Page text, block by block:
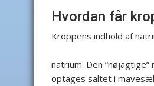
Hvordan får
Kroppens indhold af
natrium. Den
optages saltet i